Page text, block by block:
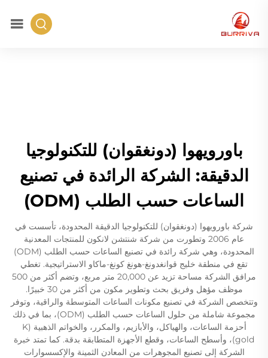
باورويهوا (دونغقوان) للتكنولوجيا
الدقيقة: الشركة الرائدة في تصنيع
الساعات حسب الطلب (ODM)
شركة باورويهوا (دونغقوان) للتكنولوجيا الدقيقة المحدودة، تأسست في
عام 2006 وتطورت من شركة شنتشن لانكون للمنتجات المعدنية
المحدودة، وهي شركة رائدة في تصنيع الساعات حسب الطلب (ODM)
تقع في منطقة خليج قوانغدونغ-هونغ كونغ-ماكاو الاستراتيجية. تغطي
مرافق الشركة مساحة تزيد عن 20,000 متر مربع، وتضم أكثر من 500
موظف مؤهل وفريق بحث وتطوير مكون من أكثر من 30 خبيرًا.
وتتخصص الشركة في تصنيع مكونات الساعات المتوسطة والراقية، وتوفر
مجموعة شاملة من حلول الساعات حسب الطلب (ODM)، بما في ذلك
أحزمة الساعات، والهياكل، والأبازيم، والمكرر، والخواتم الذهبية (K
gold)، وأسطح الساعات، وقطع الأجهزة المتطابقة بدقة. كما تمتد خبرة
الشركة إلى تصنيع المجوهرات من المعادن الثمينة والإكسسوارات